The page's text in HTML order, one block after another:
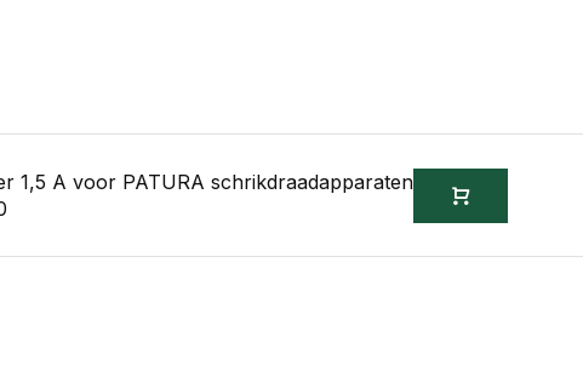
1,5 A voor PATURA schrikdraadapparaten